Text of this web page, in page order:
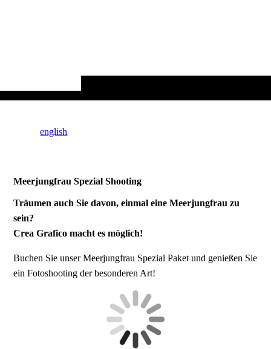
english
Meerjungfrau Spezial Shooting
Träumen auch Sie davon, einmal eine Meerjungfrau zu
sein?
Crea Grafico macht es möglich!
Buchen Sie unser Meerjungfrau Spezial Paket und genießen Sie
ein Fotoshooting der besonderen Art!